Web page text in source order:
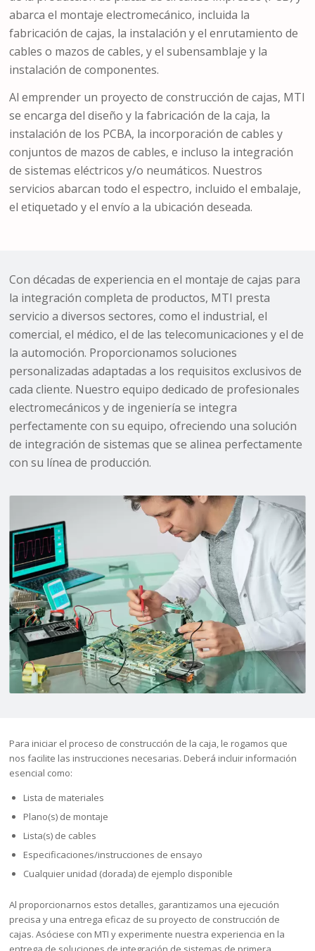
abarca el montaje electromecánico, incluida la
fabricación de cajas, la instalación y el enrutamiento de
cables o mazos de cables, y el subensamblaje y la
instalación de componentes.
Al emprender un proyecto de construcción de cajas, MTI
se encarga del diseño y la fabricación de la caja, la
instalación de los PCBA, la incorporación de cables y
conjuntos de mazos de cables, e incluso la integración
de sistemas eléctricos y/o neumáticos. Nuestros
servicios abarcan todo el espectro, incluido el embalaje,
el etiquetado y el envío a la ubicación deseada.
Con décadas de experiencia en el montaje de cajas para
la integración completa de productos, MTI presta
servicio a diversos sectores, como el industrial, el
comercial, el médico, el de las telecomunicaciones y el de
la automoción. Proporcionamos soluciones
personalizadas adaptadas a los requisitos exclusivos de
cada cliente. Nuestro equipo dedicado de profesionales
electromecánicos y de ingeniería se integra
perfectamente con su equipo, ofreciendo una solución
de integración de sistemas que se alinea perfectamente
con su línea de producción.
Para iniciar el proceso de construcción de la caja, le rogamos que
nos facilite las instrucciones necesarias. Deberá incluir información
esencial como:
Lista de materiales
Plano(s) de montaje
Lista(s) de cables
Especificaciones/instrucciones de ensayo
Cualquier unidad (dorada) de ejemplo disponible
Al proporcionarnos estos detalles, garantizamos una ejecución
precisa y una entrega eficaz de su proyecto de construcción de
cajas. Asóciese con MTI y experimente nuestra experiencia en la